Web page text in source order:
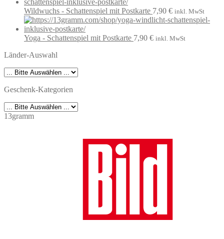
Wildwuchs - Schattenspiel mit Postkarte 7,90 € inkl. MwSt
Yoga - Schattenspiel mit Postkarte 7,90 € inkl. MwSt
Länder-Auswahl
Geschenk-Kategorien
13gramm